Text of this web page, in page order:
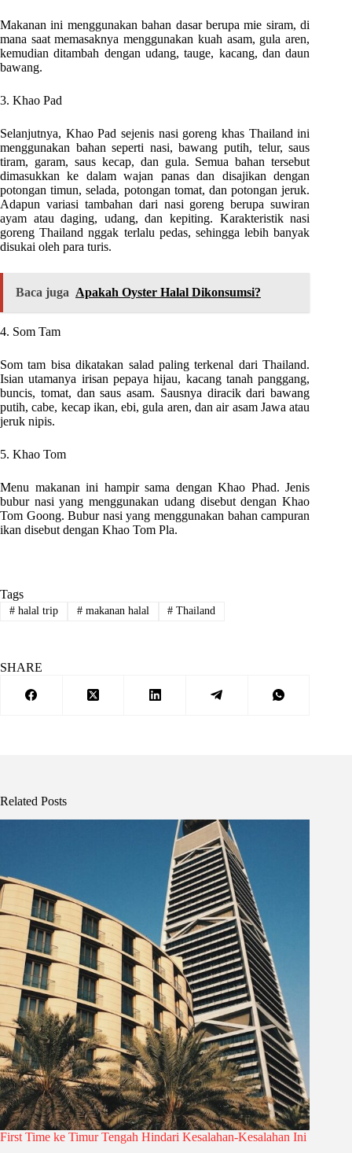
Makanan ini menggunakan bahan dasar berupa mie siram, di
mana saat memasaknya menggunakan kuah asam, gula aren,
kemudian ditambah dengan udang, tauge, kacang, dan daun
bawang.
3. Khao Pad
Selanjutnya, Khao Pad sejenis nasi goreng khas Thailand ini
menggunakan bahan seperti nasi, bawang putih, telur, saus
tiram, garam, saus kecap, dan gula. Semua bahan tersebut
dimasukkan ke dalam wajan panas dan disajikan dengan
potongan timun, selada, potongan tomat, dan potongan jeruk.
Adapun variasi tambahan dari nasi goreng berupa suwiran
ayam atau daging, udang, dan kepiting. Karakteristik nasi
goreng Thailand nggak terlalu pedas, sehingga lebih banyak
disukai oleh para turis.
Baca juga Apakah Oyster Halal Dikonsumsi?
4. Som Tam
Som tam bisa dikatakan salad paling terkenal dari Thailand.
Isian utamanya irisan pepaya hijau, kacang tanah panggang,
buncis, tomat, dan saus asam. Sausnya diracik dari bawang
putih, cabe, kecap ikan, ebi, gula aren, dan air asam Jawa atau
jeruk nipis.
5. Khao Tom
Menu makanan ini hampir sama dengan Khao Phad. Jenis
bubur nasi yang menggunakan udang disebut dengan Khao
Tom Goong. Bubur nasi yang menggunakan bahan campuran
ikan disebut dengan Khao Tom Pla.
Tags
#halal trip #makanan halal # Thailand
SHARE
Related Posts
First Time ke Timur Tengah Hindari Kesalahan-Kesalahan Ini